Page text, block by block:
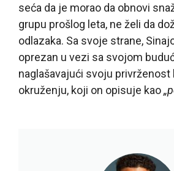
seća da je morao da obnovi
grupu prošlog leta, ne želi da
odlazaka. Sa svoje strane,
oprezan u vezi sa svojom
naglašavajući svoju
okruženju, koji on opisuje kao